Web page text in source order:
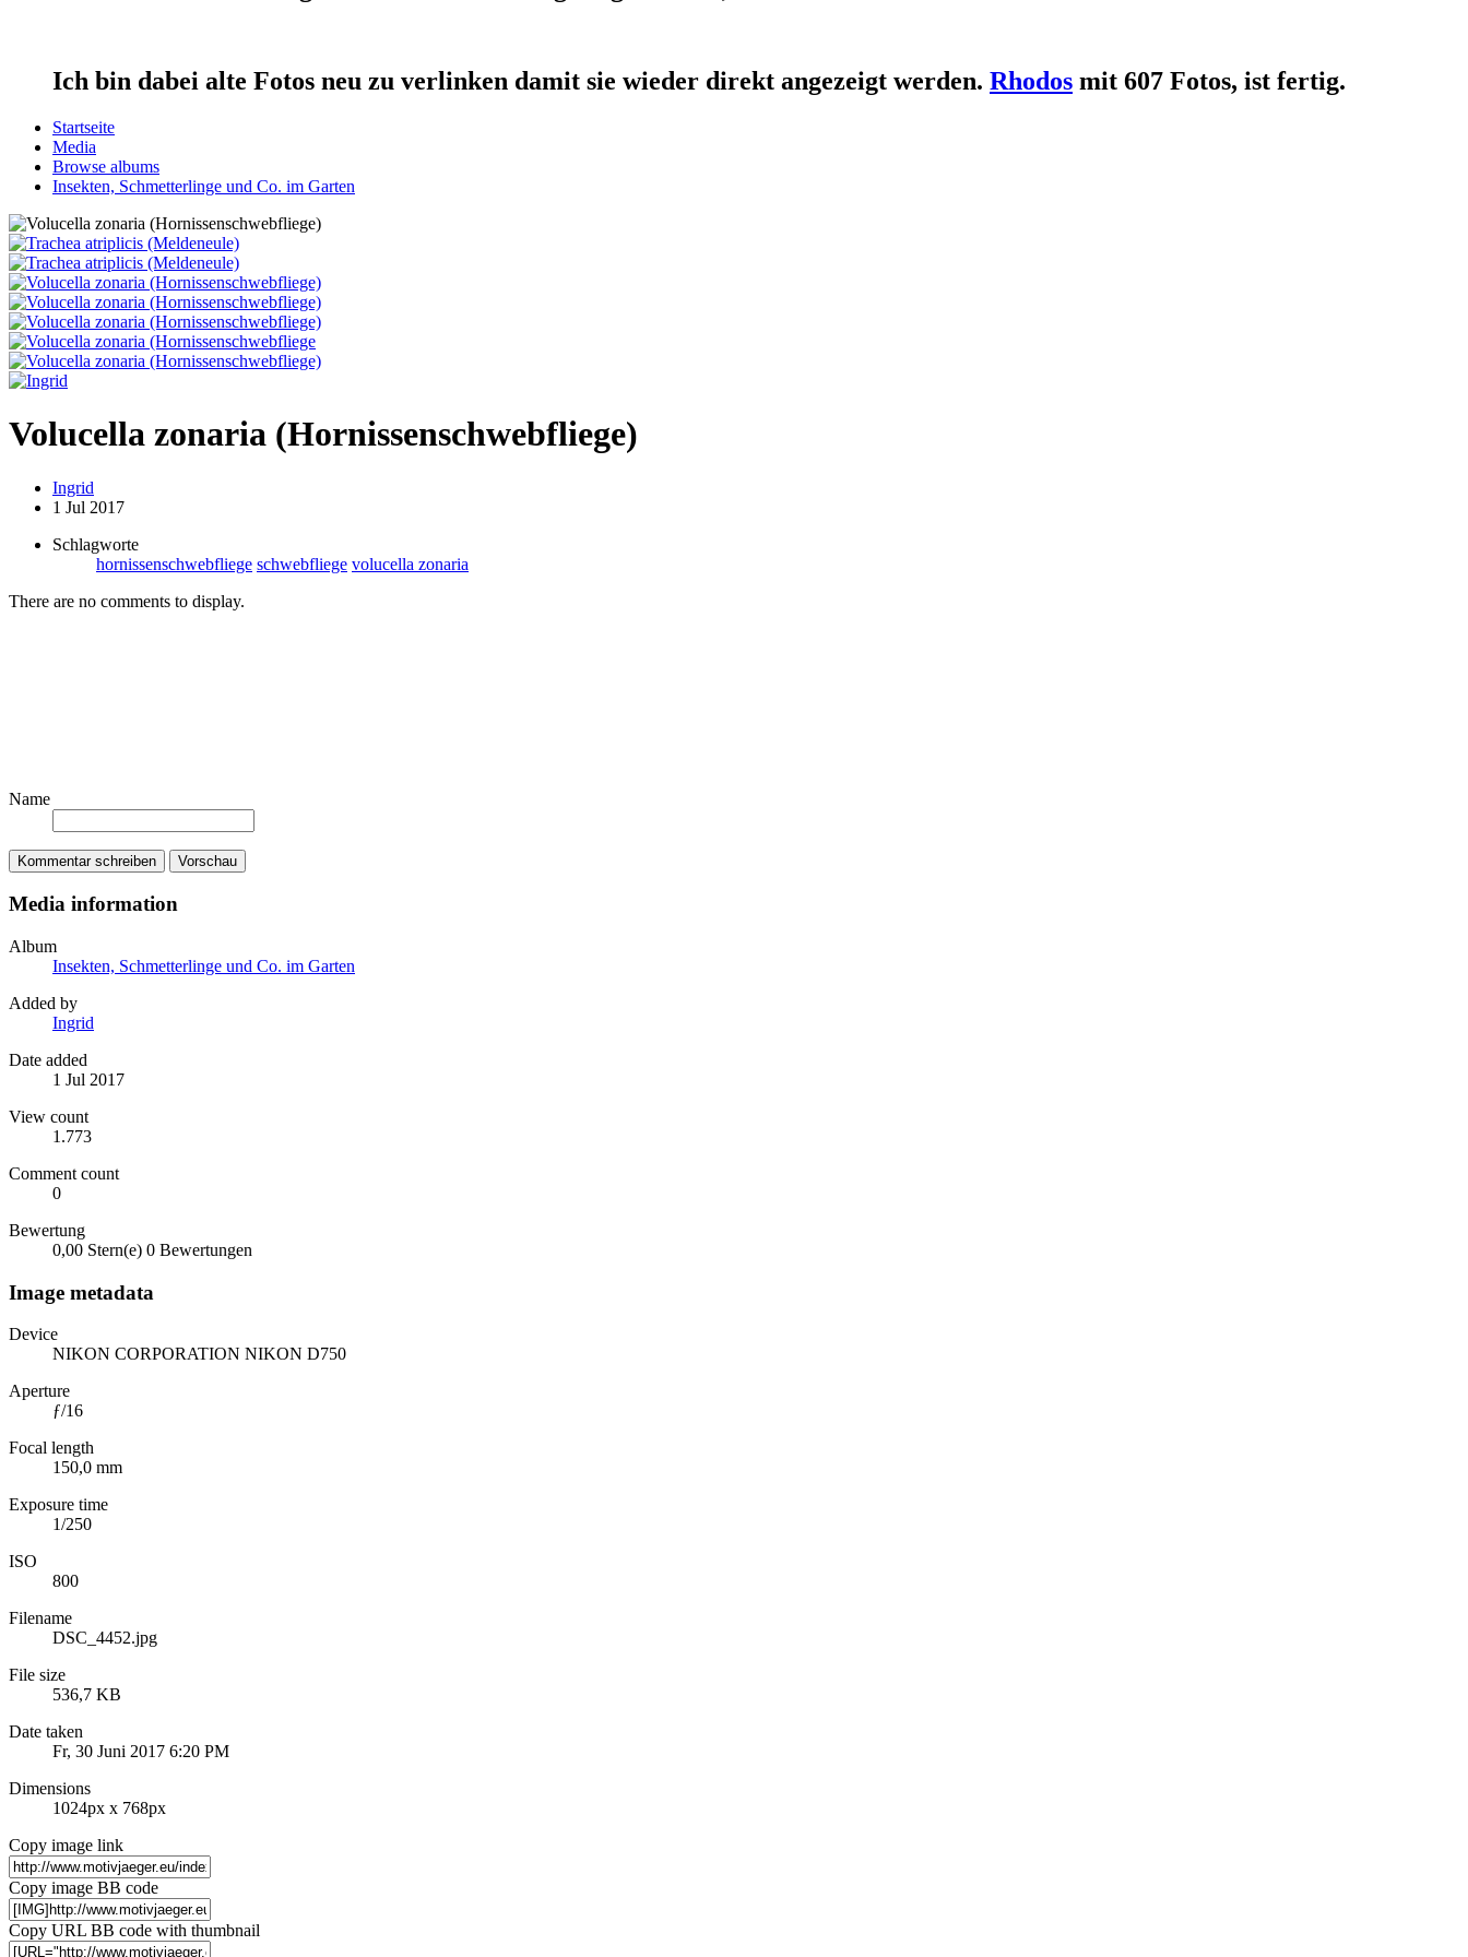
Ich bin dabei alte Fotos neu zu verlinken damit sie wieder direkt angezeigt werden. Rhodos mit 607 Fotos, ist fertig.
Startseite
Media
Browse albums
Insekten, Schmetterlinge und Co. im Garten
Volucella zonaria (Hornissenschwebfliege)
Ingrid
1 Jul 2017
Schlagworte
hornissenschwebfliege schwebfliege volucella zonaria
There are no comments to display.
Name
Kommentar schreiben Vorschau
Media information
Album
Insekten, Schmetterlinge und Co. im Garten
Added by
Ingrid
Date added
1 Jul 2017
View count
1.773
Comment count
0
Bewertung
0,00 Stern(e) 0 Bewertungen
Image metadata
Device
NIKON CORPORATION NIKON D750
Aperture
ƒ/16
Focal length
150,0 mm
Exposure time
1/250
ISO
800
Filename
DSC_4452.jpg
File size
536,7 KB
Date taken
Fr, 30 Juni 2017 6:20 PM
Dimensions
1024px x 768px
Copy image link
Copy image BB code
Copy URL BB code with thumbnail